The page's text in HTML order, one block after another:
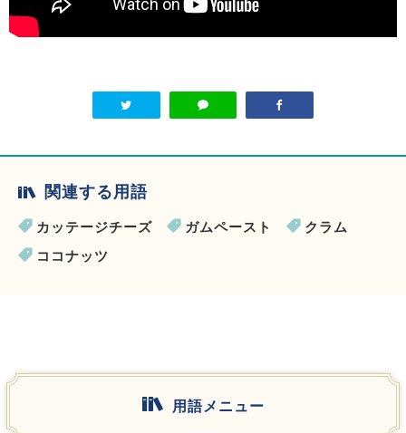
関連する用語
カッテージチーズ ガムペースト
クラム
ココナッツ
用語メニュー